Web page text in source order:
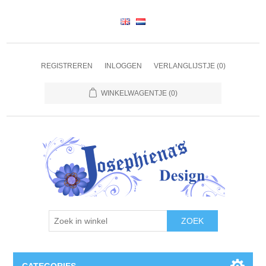
REGISTREREN INLOGGEN VERLANGLIJSTJE (0)
WINKELWAGENTJE (0)
ZOEK